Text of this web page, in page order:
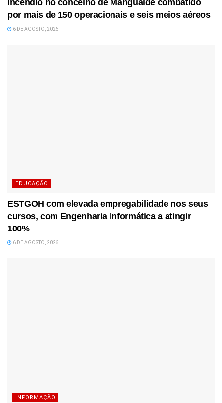
Incêndio no concelho de Mangualde combatido
por mais de 150 operacionais e seis meios aéreos
6 DE AGOSTO, 2026
EDUCAÇÃO
ESTGOH com elevada empregabilidade nos seus
cursos, com Engenharia Informática a atingir
100%
6 DE AGOSTO, 2026
INFORMAÇÃO